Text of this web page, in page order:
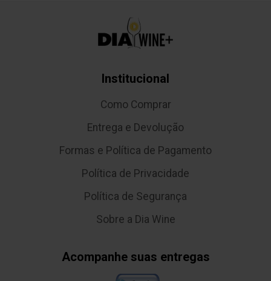
Institucional
Como Comprar
Entrega e Devolução
Formas e Política de Pagamento
Política de Privacidade
Política de Segurança
Sobre a Dia Wine
Acompanhe suas entregas